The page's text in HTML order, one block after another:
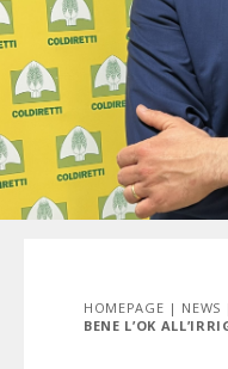
HOMEPAGE | NEWS
BENE L’OK